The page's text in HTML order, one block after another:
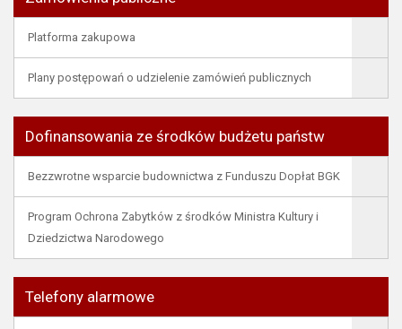
Platforma zakupowa
Plany postępowań o udzielenie zamówień publicznych
Dofinansowania ze środków budżetu państw
Bezzwrotne wsparcie budownictwa z Funduszu Dopłat BGK
Program Ochrona Zabytków z środków Ministra Kultury i
Dziedzictwa Narodowego
Telefony alarmowe